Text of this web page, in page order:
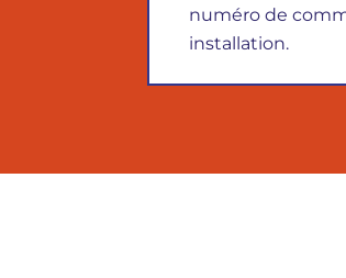
numéro de
installation.